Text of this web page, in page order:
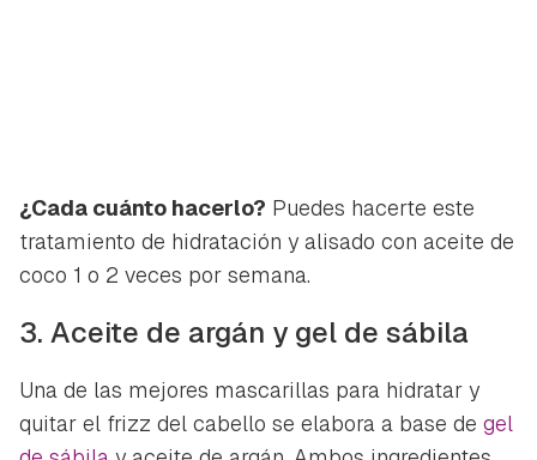
¿Cada cuánto hacerlo? Puedes hacerte este
tratamiento de hidratación y alisado con aceite de
coco 1 o 2 veces por semana.
3. Aceite de argán y gel de sábila
Una de las mejores mascarillas para hidratar y
quitar el frizz del cabello se elabora a base de gel